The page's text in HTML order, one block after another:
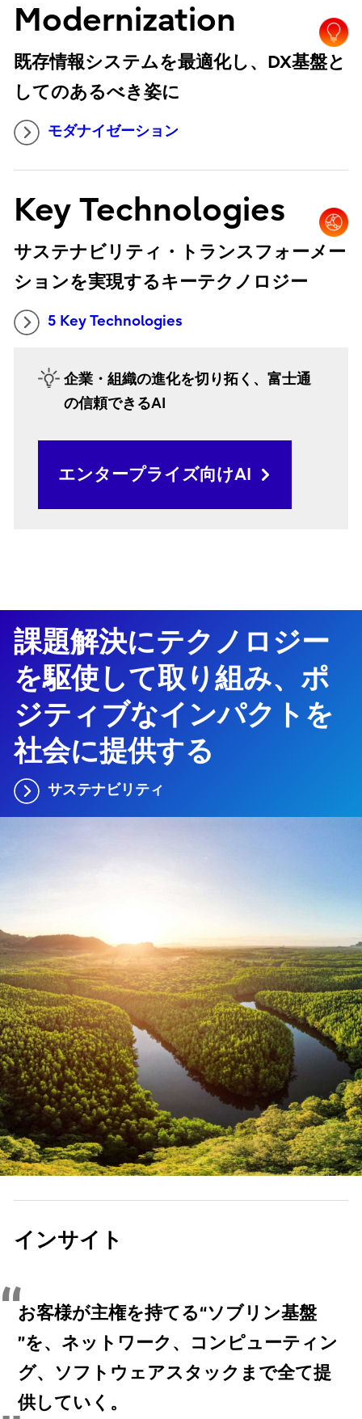
Modernization
既存情報システムを最適化し、DX基盤と
してのあるべき姿に
モダナイゼーション
Key Technologies
サステナビリティ・トランスフォーメー
ションを実現するキーテクノロジー
5 Key Technologies
企業・組織の進化を切り拓く、富士通
の信頼できるAI
エンタープライズ向けAI
課題解決にテクノロジー
を駆使して取り組み、ポ
ジティブなインパクトを
社会に提供する
サステナビリティ
インサイト
お客様が主権を持てる“ソブリン基盤
”を、ネットワーク、コンピューティン
グ、ソフトウェアスタックまで全て提
供していく。